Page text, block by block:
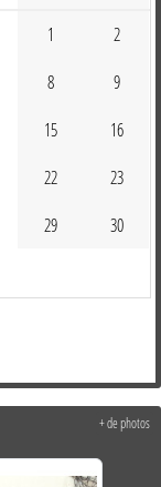
1 2
8 9
15 16
22 23
29 30
+ de photos